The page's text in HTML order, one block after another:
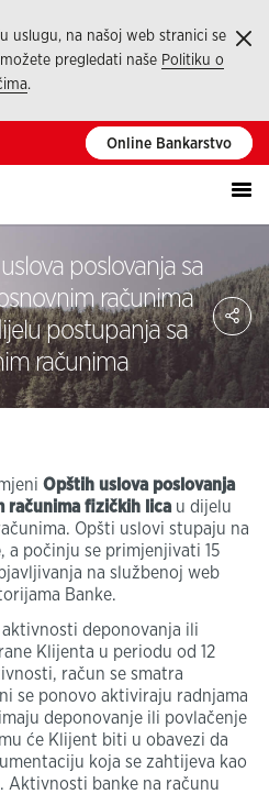
uslugu, na našoj web stranici se
pregledati naše Politiku o
.
Online Bankarstvo
poslovanja sa
računima
postupanja sa
računima
Opštih uslova poslovanja
računima fizičkih lica u dijelu
Opšti uslovi stupaju na
, a počinju se primjenjivati 15
na službenoj web
Banke.
deponovanja ili
Klijenta u periodu od 12
račun se smatra
se ponovo aktiviraju radnjama
deponovanje ili povlačenje
će Klijent biti u obavezi da
koja se zahtijeva kao
Aktivnosti banke na računu